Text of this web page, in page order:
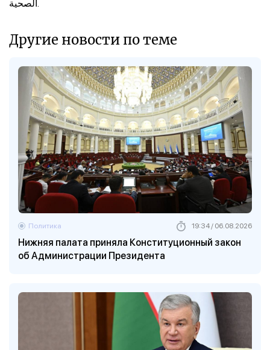
الصحية.
Другие новости по теме
Нижняя палата приняла Конституционный закон
об Администрации Президента
Политика 19:34 / 06.08.2026